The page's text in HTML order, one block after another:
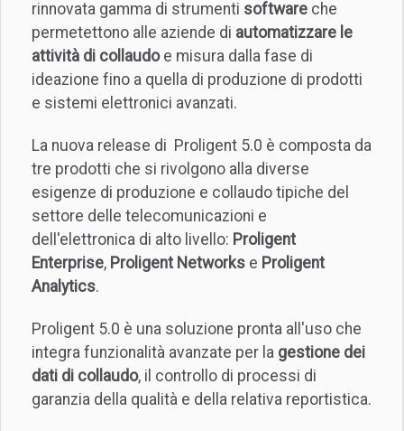
rinnovata gamma di strumenti software che
permetettono alle aziende di automatizzare le
attività di collaudoe misura dalla fase di
ideazione fino a quella di produzione di prodotti
e sistemi elettronici avanzati.
La nuova release di Proligent 5.0 è composta da
tre prodotti che si rivolgono alla diverse
esigenze di produzione e collaudo tipiche del
settore delle telecomunicazioni e
dell'elettronica di alto livello: Proligent
Enterprise, Proligent Networks e Proligent
Analytics.
Proligent 5.0 è una soluzione pronta all'uso che
integra funzionalità avanzate per la gestione dei
dati di collaudo, il controllo di processi di
garanzia della qualità e della relativa reportistica.